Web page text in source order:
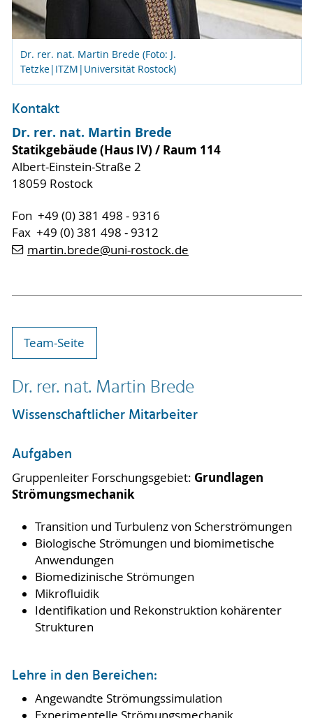
Dr. rer. nat. Martin Brede (Foto: J.
Tetzke|ITZM|Universität Rostock)
Kontakt
Dr. rer. nat. Martin Brede
Statikgebäude (Haus IV) / Raum 114
Albert-Einstein-Straße 2
18059 Rostock
Fon +49 (0) 381 498 - 9316
Fax +49 (0) 381 498 - 9312
martin.brede@uni-rostock.de
Team-Seite
Dr. rer. nat. Martin Brede
Wissenschaftlicher Mitarbeiter
Aufgaben
Gruppenleiter Forschungsgebiet: Grundlagen
Strömungsmechanik
Transition und Turbulenz von Scherströmungen
Biologische Strömungen und biomimetische
Anwendungen
Biomedizinische Strömungen
Mikrofluidik
Identifikation und Rekonstruktion kohärenter
Strukturen
Lehre in den Bereichen:
Angewandte Strömungssimulation